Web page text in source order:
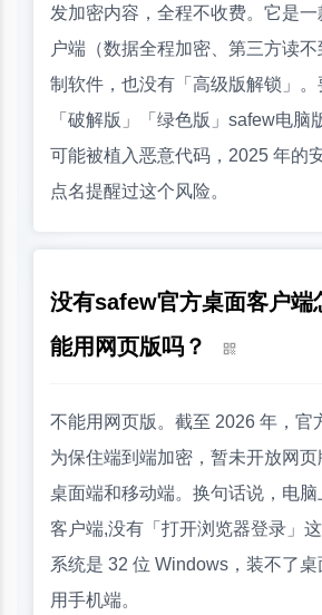
发加密内容，全程不收费。它是
户端（数据全程加密、第三方读
制软件，也没有「高级版解锁」
「破解版」「绿色版」safew电脑
可能被植入恶意代码，2025 年的
点名提醒过这个风险。
没有safew官方桌面客户端
能用网页版吗？
不能用网页版。截至 2026 年，官
为保住端到端加密，暂未开放网
桌面端和移动端。换句话说，电
客户端,没有「打开浏览器登录」
系统是 32 位 Windows，装不了
用手机端。